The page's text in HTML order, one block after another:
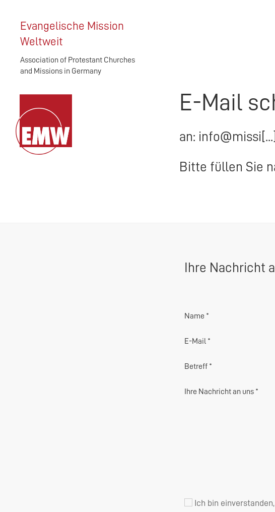
Evangelische Mission
Weltweit
Association of Protestant Churches
and Missions in Germany
E-Mail
an:
Bitte füllen Sie
Ihre Nachricht
Name *
E-Mail *
Betreff *
Ihre Nachricht an uns *
Ich bin